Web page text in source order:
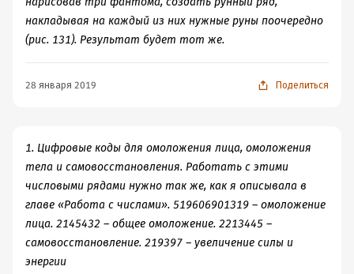
накладывая на каждый из них нужные руны поочередно
(рис. 131). Результат будет тот же.
28 января 2019 Поделиться
1. Цифровые коды для омоложения лица, омоложения
тела и самовосстановления. Работать с этими
числовыми рядами нужно так же, как я описывала в
главе «Работа с числами». 519606901319 – омоложение
лица. 2145432 – общее омоложение. 2213445 –
самовосстановление. 219397 – увеличение силы и
энергии